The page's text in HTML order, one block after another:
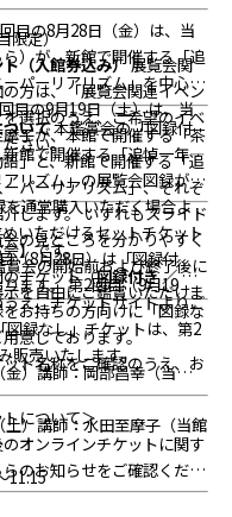
限定）
（入館券込み）展覧会関
方は、「展覧会関連イベン
選択のうえ、ご希望のイベ
さい。
目の8月28日（金）は、当
）が、新館で開催する「追
パーリアリズム」を中心に
目の9月19日（土）は、当
子が、本館で開催する「茶
」と、新館で開催する「追
パーリアリズム」、それぞ
します。いずれもスライド
の見どころを分かりやすく
賞会の開始前および終了後に
を自由にご鑑賞いただけま
いて本鑑賞会の「図録付
新館で開催する「追悼一年―
リズム」の展覧会図録が含
を通常購入いただく場合よ
いただけるセットチケット
（8月28日）は「図録付
ます。第2回目（9月19
お持ちの方向けに「図録な
意しております。
ト名称をご確認のうえ、お
】です。
チケット（図録付き ／ 図
え、チケットサイトよりご
録なし」チケットは、第2
販売いたします。
）講師：岡部昌幸（当館館
土）講師：水田至摩子（当館
11:15
について＞
オンラインチケットに関す
のお知らせをご確認くださ